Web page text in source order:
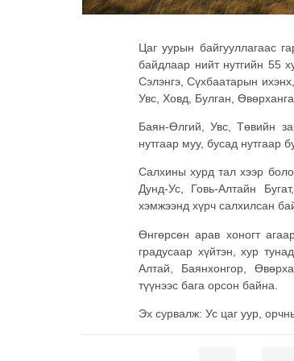
Цаг уурын байгууллагаас
байдлаар нийт нутгийн 55
Сэлэнгэ, Сүхбаатарын
Увс, Ховд, Булган,
Баян-Өлгий, Увс, Төвийн
нутгаар муу, бусад нутгаар
Салхины хурд тал хээр
Дунд-Ус, Говь-Алтайн
хэмжээнд хүрч салхилсан
Өнгөрсөн арав хоногт
градусаар хүйтэн, хур
Алтай, Баянхонгор,
түүнээс бага орсон байна.
Эх сурвалж: Ус цаг уур,